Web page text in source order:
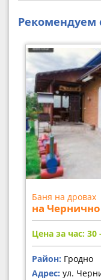
Рекомендуем
Баня на дровах
на
Цена за час: 30
Район: Гродно
Адрес: ул.